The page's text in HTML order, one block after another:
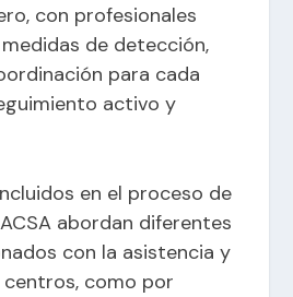
con profesionales
de detección,
para cada
activo y
en el proceso de
abordan diferentes
con la asistencia y
como por